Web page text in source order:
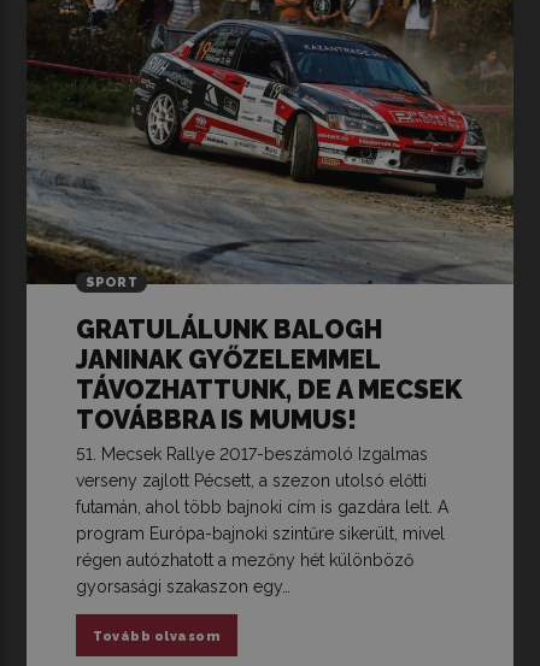
SPORT
GRATULÁLUNK BALOGH
JANINAK GYŐZELEMMEL
TÁVOZHATTUNK, DE A MECSEK
TOVÁBBRA IS MUMUS!
51. Mecsek Rallye 2017-beszámoló Izgalmas
verseny zajlott Pécsett, a szezon utolsó előtti
futamán, ahol több bajnoki cím is gazdára lelt. A
program Európa-bajnoki szintűre sikerült, mivel
régen autózhatott a mezőny hét különböző
gyorsasági szakaszon egy…
Tovább olvasom